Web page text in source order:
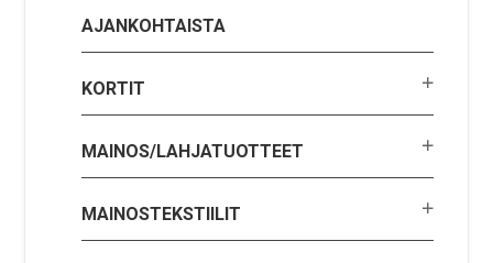
AJANKOHTAISTA
KORTIT
MAINOS/LAHJATUOTTEET
MAINOSTEKSTIILIT